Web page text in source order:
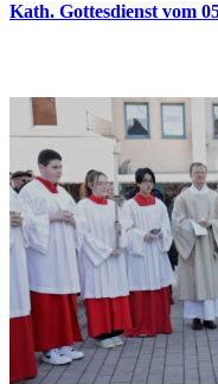
Kath. Gottesdienst vom